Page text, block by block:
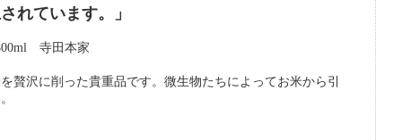
れています。」
寺田本家
贅沢に削った貴重品です。微生物たちによってお米から引